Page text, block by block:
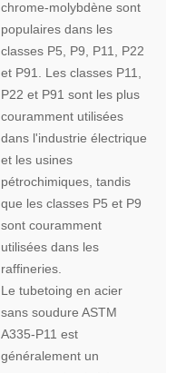
chrome-molybdène sont
populaires dans les
classes P5, P9, P11, P22
et P91. Les classes P11,
P22 et P91 sont les plus
couramment utilisées
dans l'industrie électrique
et les usines
pétrochimiques, tandis
que les classes P5 et P9
sont couramment
utilisées dans les
raffineries.
Le tubetoing en acier
sans soudure ASTM
A335-P11 est
généralement un